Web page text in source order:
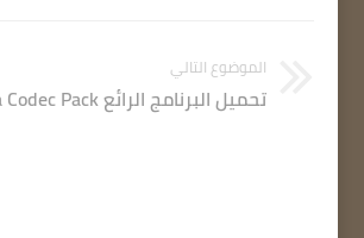
الموضوع التالي
تحميل البرنامج الرائع K-Lite Mega Codec Pack